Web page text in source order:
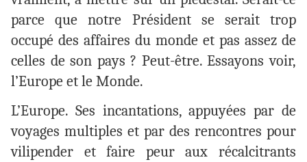
parce que notre Président se serait trop
occupé des affaires du monde et pas assez de
celles de son pays ? Peut-être. Essayons voir,
l’Europe et le Monde.
L’Europe. Ses incantations, appuyées par de
voyages multiples et par des rencontres pour
vilipender et faire peur aux récalcitrants